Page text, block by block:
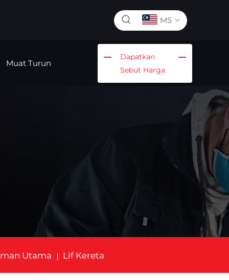
MS
Muat Turun
Dapatkan
Sebut Harga
Utama Lif Kereta